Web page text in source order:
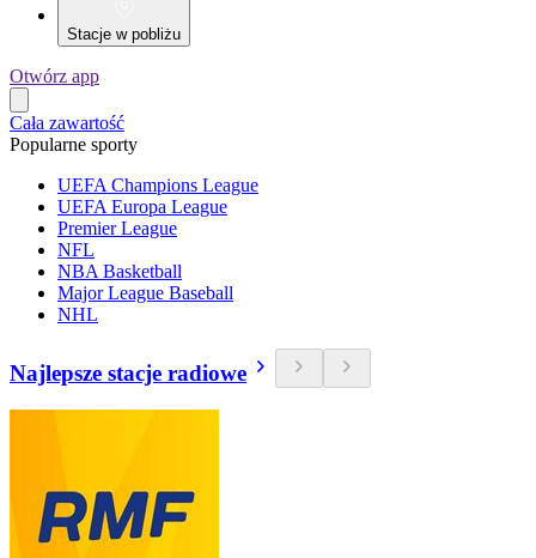
Stacje w pobliżu
Otwórz app
Cała zawartość
Popularne sporty
UEFA Champions League
UEFA Europa League
Premier League
NFL
NBA Basketball
Major League Baseball
NHL
Najlepsze stacje radiowe